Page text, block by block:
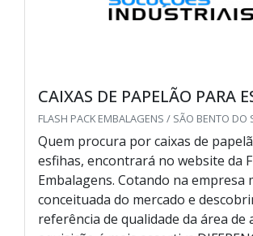
CAIXAS DE PAPELÃO PARA
FLASH PACK EMBALAGENS / SÃO BENTO DO
Quem procura por caixas de
esfihas, encontrará no website da
Embalagens. Cotando na empresa
conceituada do mercado e
referência de qualidade da área de